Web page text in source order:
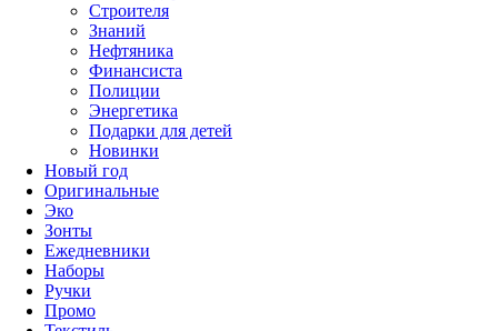
Строителя
Знаний
Нефтяника
Финансиста
Полиции
Энергетика
Подарки для детей
Новинки
Новый год
Оригинальные
Эко
Зонты
Ежедневники
Наборы
Ручки
Промо